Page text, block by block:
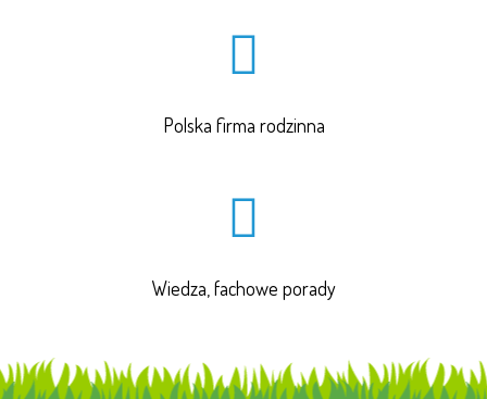
Polska firma rodzinna
Wiedza, fachowe porady